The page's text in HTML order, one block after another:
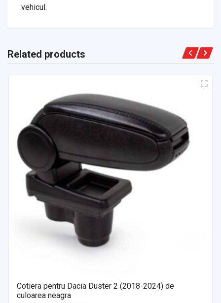
vehicul.
Related products
Cotiera pentru Dacia Duster 2 (2018-2024) de
culoarea neagra